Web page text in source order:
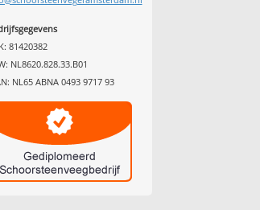
81420382
NL8620.828.33.B01
NL65 ABNA 0493 9717 93